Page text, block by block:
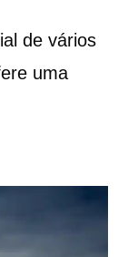
de vários
uma